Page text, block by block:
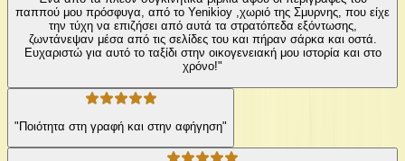
παππού μου πρόσφυγα, από το Yenikioy ,χωριό της Σμυρνης, που είχε
την τύχη να επιζήσει από αυτά τα στρατόπεδα εξόντωσης,
ζωντάνεψαν μέσα από τις σελίδες του και πήραν σάρκα και οστά.
Ευχαριστώ για αυτό το ταξίδι στην οικογενειακή μου ιστορία και στο
χρόνο!"
"Ποιότητα στη γραφή και στην αφήγηση"